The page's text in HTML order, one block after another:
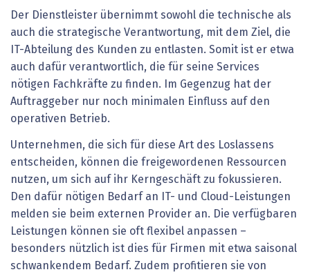
Der Dienstleister übernimmt sowohl die technische als
auch die strategische Verantwortung, mit dem Ziel, die
IT-Abteilung des Kunden zu entlasten. Somit ist er etwa
auch dafür verantwortlich, die für seine Services
nötigen Fachkräfte zu finden. Im Gegenzug hat der
Auftraggeber nur noch minimalen Einfluss auf den
operativen Betrieb.
Unternehmen, die sich für diese Art des Loslassens
entscheiden, können die freigewordenen Ressourcen
nutzen, um sich auf ihr Kerngeschäft zu fokussieren.
Den dafür nötigen Bedarf an IT- und Cloud-Leistungen
melden sie beim externen Provider an. Die verfügbaren
Leistungen können sie oft flexibel anpassen –
besonders nützlich ist dies für Firmen mit etwa saisonal
schwankendem Bedarf. Zudem profitieren sie von